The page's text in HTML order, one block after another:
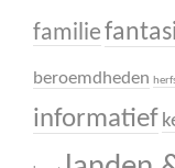
familie
beroemdheden
informatief